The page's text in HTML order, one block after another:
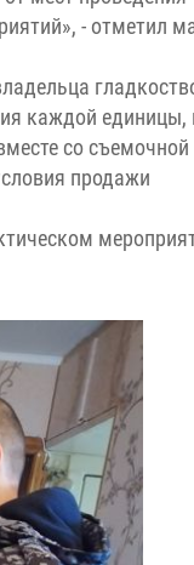
- отметил
каждой единицы,
со съемочной
продажи